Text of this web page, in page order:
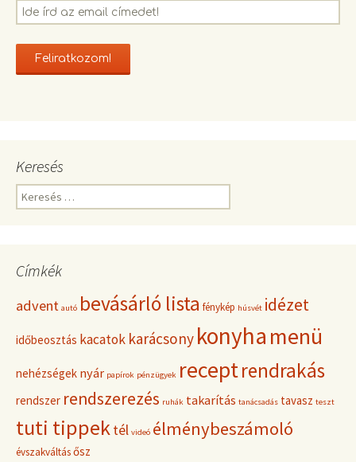
Keresés
K
e
é
:
Címkék
advent autó bevásárló lista fénykép húsvét idézet
időbeosztás kacatok karácsony konyhamenü
nehézségek nyár papírok pénzügyek receptrendrakás
rendszer rendszerezés ruhák takarítás tanácsadás tavasz teszt
tuti tippektél videó élménybeszámoló
évszakváltásősz